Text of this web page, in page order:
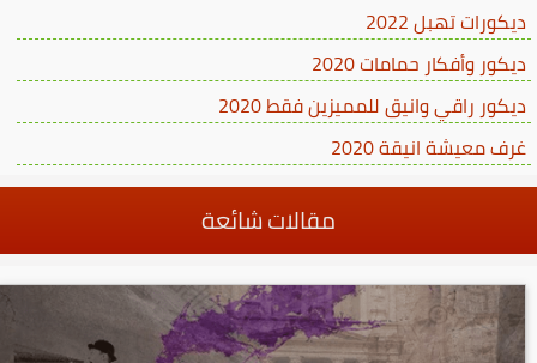
ديكورات تهبل 2022
ديكور وأفكار حمامات 2020
ديكور راقي وانيق للمميزين فقط 2020
غرف معيشة انيقة 2020
مقالات شائعة